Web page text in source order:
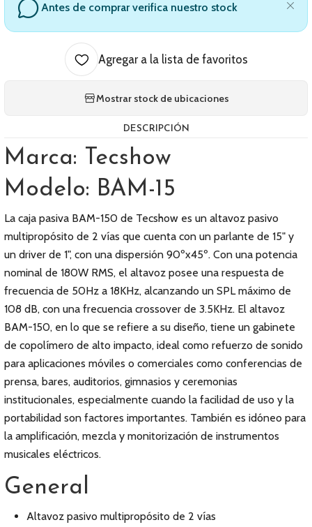
Antes de comprar verifica nuestro stock
Agregar a la lista de favoritos
Mostrar stock de ubicaciones
DESCRIPCIÓN
Marca: Tecshow
Modelo: BAM-15
La caja pasiva BAM-150 de Tecshow es un altavoz pasivo
multipropósito de 2 vías que cuenta con un parlante de 15" y
un driver de 1", con una dispersión 90ºx45º. Con una potencia
nominal de 180W RMS, el altavoz posee una respuesta de
frecuencia de 50Hz a 18KHz, alcanzando un SPL máximo de
108 dB, con una frecuencia crossover de 3.5KHz. El altavoz
BAM-150, en lo que se refiere a su diseño, tiene un gabinete
de copolímero de alto impacto, ideal como refuerzo de sonido
para aplicaciones móviles o comerciales como conferencias de
prensa, bares, auditorios, gimnasios y ceremonias
institucionales, especialmente cuando la facilidad de uso y la
portabilidad son factores importantes. También es idóneo para
la amplificación, mezcla y monitorización de instrumentos
musicales eléctricos.
General
Altavoz pasivo multipropósito de 2 vías